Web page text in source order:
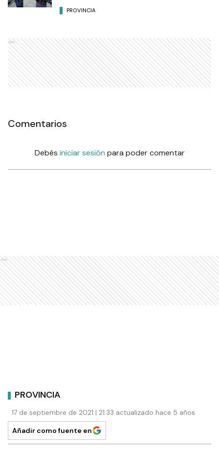
PROVINCIA
Ads
Comentarios
Debés iniciar sesión para poder comentar
Ads
PROVINCIA
17 de septiembre de 2021 | 21:33 actualizado hace 5 años
Añadir como fuente en